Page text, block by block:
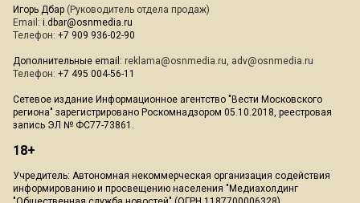
Игорь Дбар (Руководитель отдела продаж)
Email: i.dbar@osnmedia.ru
Телефон: +7 909 936-02-90
Дополнительные email: reklama@osnmedia.ru, adv@osnmedia.ru
Телефон: +7 495 004-56-11
Сетевое издание Информационное агентство "Вести Московского
региона" зарегистрировано Роскомнадзором 05.10.2018, реестровая
запись ЭЛ № ФС77-73861.
18+
Учредитель: Автономная некоммерческая организация содействия
информированию и просвещению населения "Медиахолдинг